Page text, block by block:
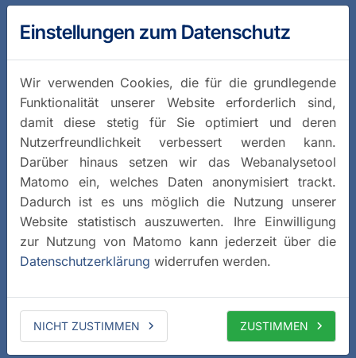
Einstellungen zum Datenschutz
Wir verwenden Cookies, die für die grundlegende
Funktionalität unserer Website erforderlich sind,
damit diese stetig für Sie optimiert und deren
Nutzerfreundlichkeit verbessert werden kann.
Darüber hinaus setzen wir das Webanalysetool
Matomo ein, welches Daten anonymisiert trackt.
Dadurch ist es uns möglich die Nutzung unserer
Website statistisch auszuwerten. Ihre Einwilligung
zur Nutzung von Matomo kann jederzeit über die
Datenschutzerklärung widerrufen werden.
NICHT ZUSTIMMEN ZUSTIMMEN